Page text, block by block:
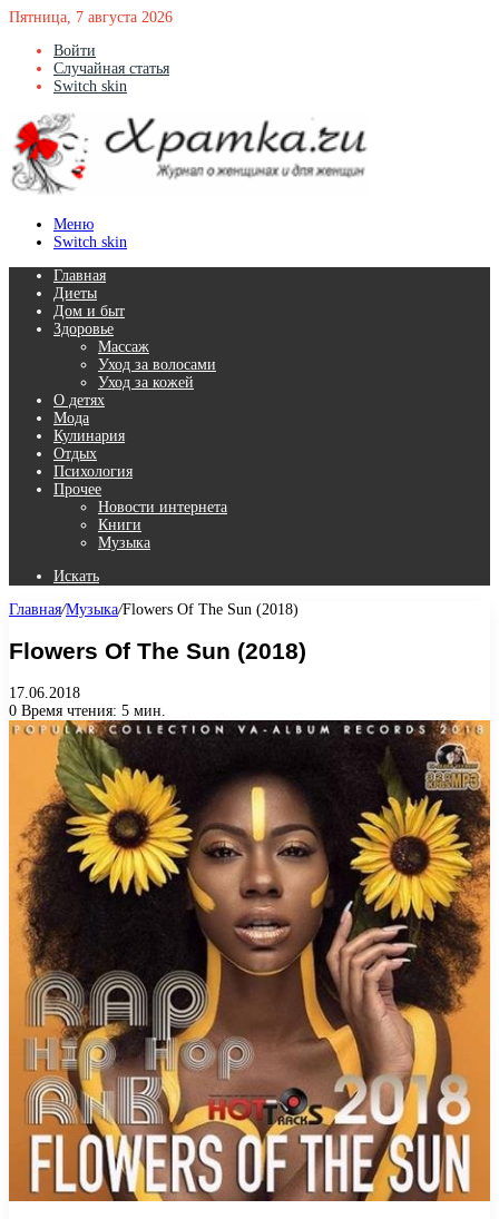
Пятница, 7 августа 2026
Войти
Случайная статья
Switch skin
Меню
Switch skin
Главная
Диеты
Дом и быт
Здоровье
Массаж
Уход за волосами
Уход за кожей
О детях
Мода
Кулинария
Отдых
Психология
Прочее
Новости интернета
Книги
Музыка
Искать
Главная/Музыка/Flowers Of The Sun (2018)
Flowers Of The Sun (2018)
17.06.2018
0 Время чтения: 5 мин.